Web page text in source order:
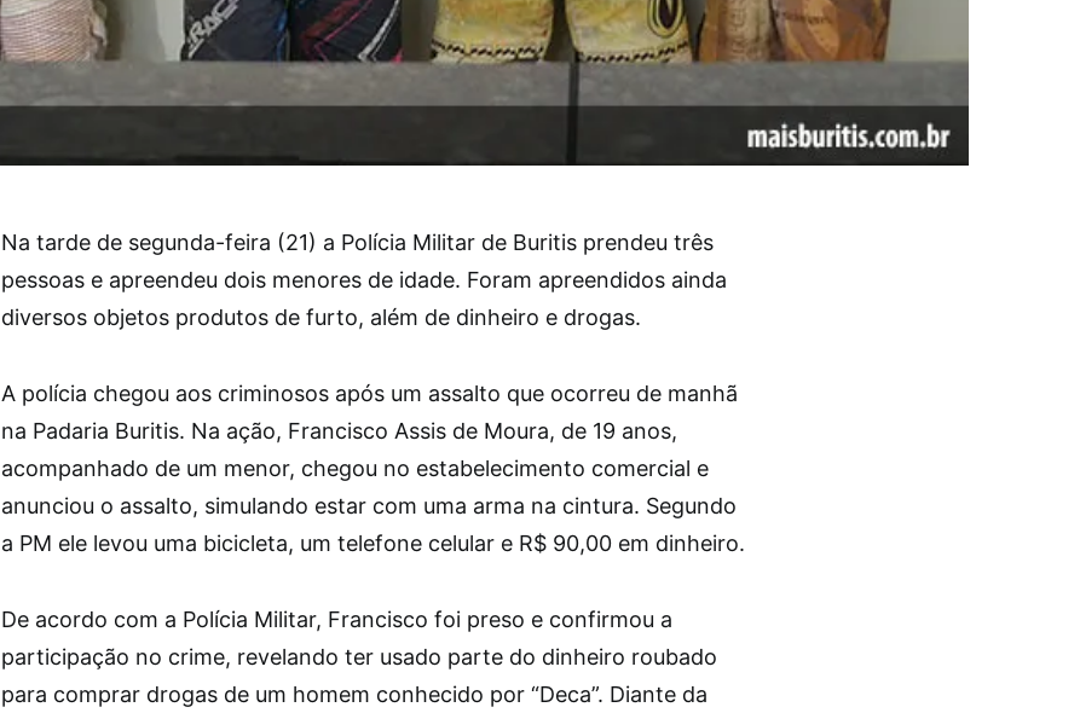
Na tarde de segunda-feira (21) a Polícia Militar de Buritis prendeu três
pessoas e apreendeu dois menores de idade. Foram apreendidos ainda
diversos objetos produtos de furto, além de dinheiro e drogas.
A polícia chegou aos criminosos após um assalto que ocorreu de manhã
na Padaria Buritis. Na ação, Francisco Assis de Moura, de 19 anos,
acompanhado de um menor, chegou no estabelecimento comercial e
anunciou o assalto, simulando estar com uma arma na cintura. Segundo
a PM ele levou uma bicicleta, um telefone celular e R$ 90,00 em dinheiro.
De acordo com a Polícia Militar, Francisco foi preso e confirmou a
participação no crime, revelando ter usado parte do dinheiro roubado
para comprar drogas de um homem conhecido por “Deca”. Diante da